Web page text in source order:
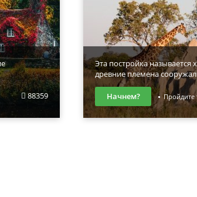
88359
Эта постройка называется
древние племена
Начнем? Пройдите